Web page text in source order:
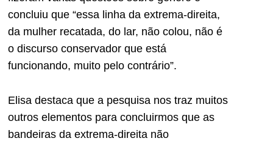
concluiu que “essa linha da extrema-direita,
da mulher recatada, do lar, não colou, não é
o discurso conservador que está
funcionando, muito pelo contrário”.
Elisa destaca que a pesquisa nos traz muitos
outros elementos para concluirmos que as
bandeiras da extrema-direita não